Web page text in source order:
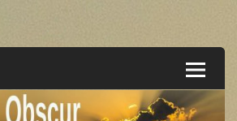
texturales